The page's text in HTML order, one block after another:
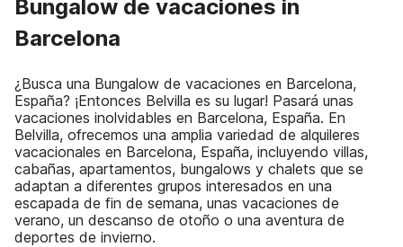
Bungalow de vacaciones in
Barcelona
¿Busca una Bungalow de vacaciones en Barcelona,
España? ¡Entonces Belvilla es su lugar! Pasará unas
vacaciones inolvidables en Barcelona, España. En
Belvilla, ofrecemos una amplia variedad de alquileres
vacacionales en Barcelona, España, incluyendo villas,
cabañas, apartamentos, bungalows y chalets que se
adaptan a diferentes grupos interesados en una
escapada de fin de semana, unas vacaciones de
verano, un descanso de otoño o una aventura de
deportes de invierno.